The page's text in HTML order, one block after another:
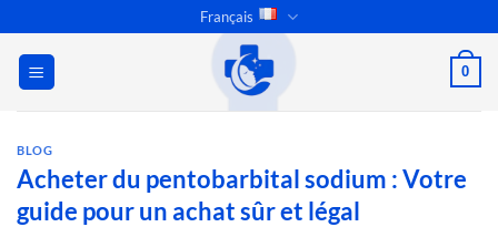
au
contenu
Français
0
BLOG
Acheter du pentobarbital sodium : Votre
guide pour un achat sûr et légal